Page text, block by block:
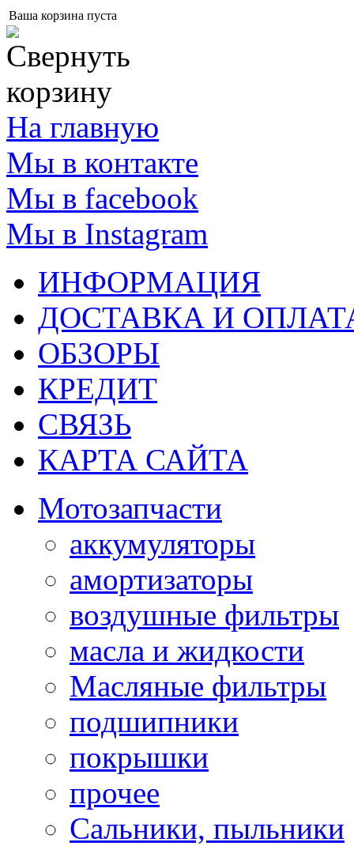
Ваша корзина пуста
На главную
Мы в контакте
Мы в facebook
Мы в Instagram
ИНФОРМАЦИЯ
ДОСТАВКА И
ОБЗОРЫ
КРЕДИТ
СВЯЗЬ
КАРТА САЙТА
Мотозапчасти
аккумуляторы
амортизаторы
воздушные фильтры
масла и жидкости
Масляные фильтры
подшипники
покрышки
прочее
Сальники, пыльники